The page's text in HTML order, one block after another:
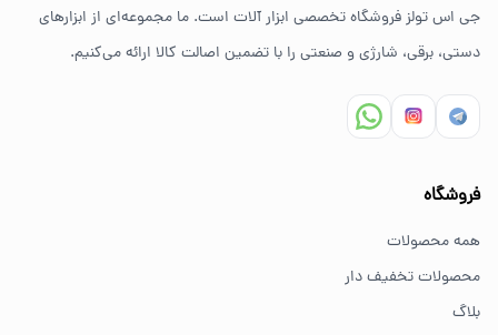
مشاوره تخصصی خرید ابزار
برای کارهای خانگی معمولاً ابزارهای سبک مانند دریل شارژی،
جی اس تولز فروشگاه تخصصی ابزار آلات است. ما مجموعه‌ای از ابزارهای
دستی، برقی، شارژی و صنعتی را با تضمین اصالت کالا ارائه می‌کنیم.
فروشگاه
همه محصولات
محصولات تخفیف دار
بلاگ